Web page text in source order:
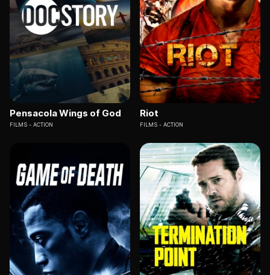
Pensacola Wings of God
FILMS ACTION
Riot
FILMS ACTION